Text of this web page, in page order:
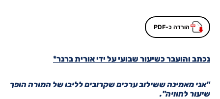
הורדה כ-PDF
נכתב והועבר כשיעור שבועי על ידי אורית ברנר*
"אני מאמינה ששילוב ערכים שקרובים לליבו של המורה הופך
שיעור לחוויה".